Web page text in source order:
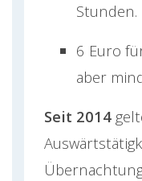
Stunden.
6 Euro
aber
Seit 2014